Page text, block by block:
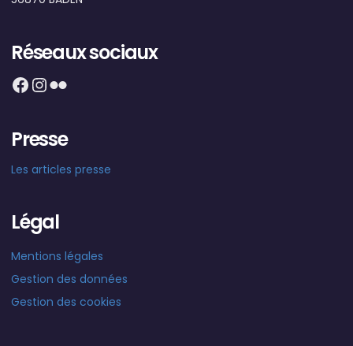
Réseaux sociaux
Facebook
Instagram
Flickr
Presse
Les articles presse
Légal
Mentions légales
Gestion des données
Gestion des cookies